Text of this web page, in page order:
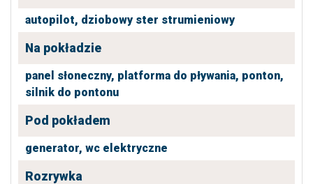
autopilot, dziobowy ster strumieniowy
Na pokładzie
panel słoneczny, platforma do pływania, ponton,
silnik do pontonu
Pod pokładem
generator, wc elektryczne
Rozrywka